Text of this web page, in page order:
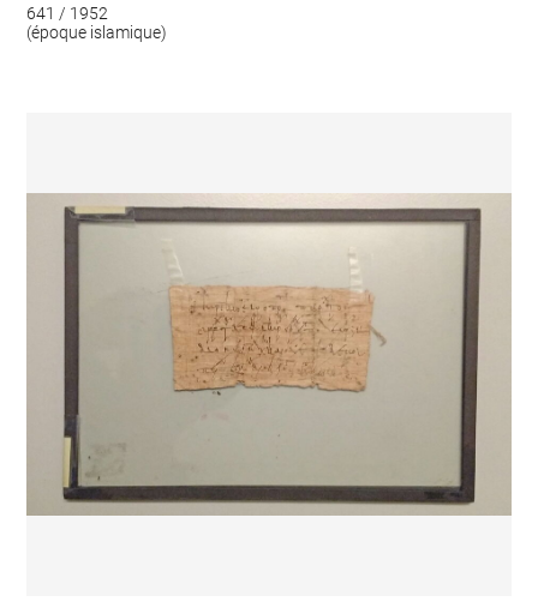
641 / 1952
(époque islamique)